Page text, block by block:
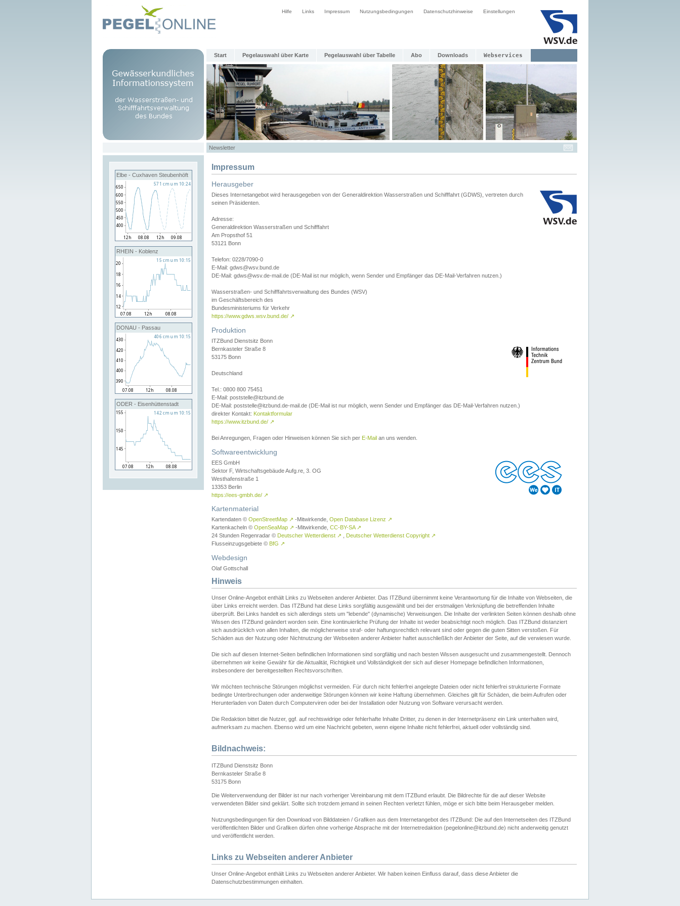
Hilfe Links Impressum Nutzungsbedingungen Datenschutzhinweise Einstellungen
Start Pegelauswahl über Karte Pegelauswahl über Tabelle Abo Downloads Webservices
Newsletter
Elbe - Cuxhaven Steubenhöft
RHEIN - Koblenz
DONAU - Passau
ODER - Eisenhüttenstadt
Impressum
Herausgeber
Dieses Internetangebot wird herausgegeben von der Generaldirektion Wasserstraßen und Schifffahrt (GDWS), vertreten durch
seinen Präsidenten.
Adresse:
Generaldirektion Wasserstraßen und Schifffahrt
Am Propsthof 51
53121 Bonn
Telefon: 0228/7090-0
E-Mail: gdws@wsv.bund.de
DE-Mail: gdws@wsv.de-mail.de (DE-Mail ist nur möglich, wenn Sender und Empfänger das DE-Mail-Verfahren nutzen.)
Wasserstraßen- und Schifffahrtsverwaltung des Bundes (WSV)
im Geschäftsbereich des
Bundesministeriums für Verkehr
https://www.gdws.wsv.bund.de/ ↗
Produktion
ITZBund Dienstsitz Bonn
Bernkasteler Straße 8
53175 Bonn
Deutschland
Tel.: 0800 800 75451
E-Mail: poststelle@itzbund.de
DE-Mail: poststelle@itzbund.de-mail.de (DE-Mail ist nur möglich, wenn Sender und Empfänger das DE-Mail-Verfahren nutzen.)
direkter Kontakt: Kontaktformular
https://www.itzbund.de/ ↗
Bei Anregungen, Fragen oder Hinweisen können Sie sich per E-Mail an uns wenden.
Softwareentwicklung
EES GmbH
Sektor F, Wirtschaftsgebäude Aufg.re, 3. OG
Westhafenstraße 1
13353 Berlin
https://ees-gmbh.de/ ↗
Kartenmaterial
Kartendaten © OpenStreetMap ↗ -Mitwirkende, Open Database Lizenz ↗
Kartenkacheln © OpenSeaMap ↗ -Mitwirkende, CC-BY-SA ↗
24 Stunden Regenradar © Deutscher Wetterdienst ↗ Deutscher Wetterdienst Copyright ↗
Flusseinzugsgebiete © BfG ↗
Webdesign
Olaf Gottschall
Hinweis
Unser Online-Angebot enthält Links zu Webseiten anderer Anbieter. Das ITZBund übernimmt keine Verantwortung für die Inhalte von Webseiten, die
über Links erreicht werden. Das ITZBund hat diese Links sorgfältig ausgewählt und bei der erstmaligen Verknüpfung die betreffenden Inhalte
überprüft. Bei Links handelt es sich allerdings stets um "lebende" (dynamische) Verweisungen. Die Inhalte der verlinkten Seiten können deshalb ohne
Wissen des ITZBund geändert worden sein. Eine kontinuierliche Prüfung der Inhalte ist weder beabsichtigt noch möglich. Das ITZBund distanziert
sich ausdrücklich von allen Inhalten, die möglicherweise straf- oder haftungsrechtlich relevant sind oder gegen die guten Sitten verstoßen. Für
Schäden aus der Nutzung oder Nichtnutzung der Webseiten anderer Anbieter haftet ausschließlich der Anbieter der Seite, auf die verwiesen wurde.
Die sich auf diesen Internet-Seiten befindlichen Informationen sind sorgfältig und nach besten Wissen ausgesucht und zusammengestellt. Dennoch
übernehmen wir keine Gewähr für die Aktualität, Richtigkeit und Vollständigkeit der sich auf dieser Homepage befindlichen Informationen,
insbesondere der bereitgestellten Rechtsvorschriften.
Wir möchten technische Störungen möglichst vermeiden. Für durch nicht fehlerfrei angelegte Dateien oder nicht fehlerfrei strukturierte Formate
bedingte Unterbrechungen oder anderweitige Störungen können wir keine Haftung übernehmen. Gleiches gilt für Schäden, die beim Aufrufen oder
Herunterladen von Daten durch Computerviren oder bei der Installation oder Nutzung von Software verursacht werden.
Die Redaktion bittet die Nutzer, ggf. auf rechtswidrige oder fehlerhafte Inhalte Dritter, zu denen in der Internetpräsenz ein Link unterhalten wird,
aufmerksam zu machen. Ebenso wird um eine Nachricht gebeten, wenn eigene Inhalte nicht fehlerfrei, aktuell oder vollständig sind.
Bildnachweis:
ITZBund Dienstsitz Bonn
Bernkasteler Straße 8
53175 Bonn
Die Weiterverwendung der Bilder ist nur nach vorheriger Vereinbarung mit dem ITZBund erlaubt. Die Bildrechte für die auf dieser Website
verwendeten Bilder sind geklärt. Sollte sich trotzdem jemand in seinen Rechten verletzt fühlen, möge er sich bitte beim Herausgeber melden.
Nutzungsbedingungen für den Download von Bilddateien / Grafiken aus dem Internetangebot des ITZBund: Die auf den Internetseiten des ITZBund
veröffentlichten Bilder und Grafiken dürfen ohne vorherige Absprache mit der Internetredaktion (pegelonline@itzbund.de) nicht anderweitig genutzt
und veröffentlicht werden.
Links zu Webseiten anderer Anbieter
Unser Online-Angebot enthält Links zu Webseiten anderer Anbieter. Wir haben keinen Einfluss darauf, dass diese Anbieter die
Datenschutzbestimmungen einhalten.